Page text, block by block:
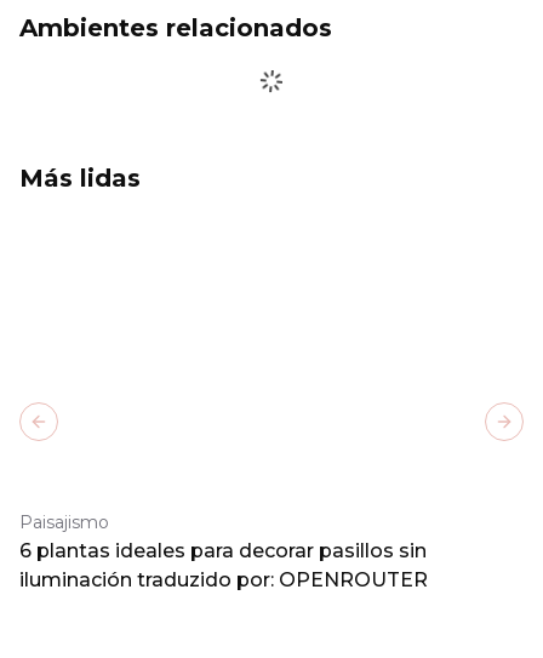
Ambientes relacionados
Más lidas
Paisajismo
6 plantas ideales para decorar pasillos sin
iluminación traduzido por: OPENROUTER
Previous slide